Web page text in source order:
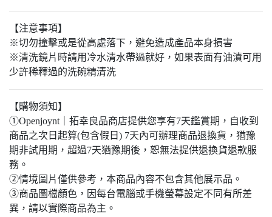
【注意事項】
※切勿撞擊或是從高處落下，避免造成產品本身損害
※清洗鏡片時請用冷水清水帶過就好，如果表面有油漬可用
少許稀釋過的洗碗精清洗
【購物須知】
①Openjoynt｜拓幸良品商店提供您享有7天鑑賞期，自收到
商品之次日起算(包含假日) 7天內可辦理商品退換貨，猶豫
期非試用期，超過7天猶豫期後，恕無法提供退換貨退款服
務。
②情境圖片僅供參考，本商品內容不包含其他展示品。
③商品圖檔顏色，因每台電腦或手機螢幕設定不同有所差
異，請以實際商品為主。​